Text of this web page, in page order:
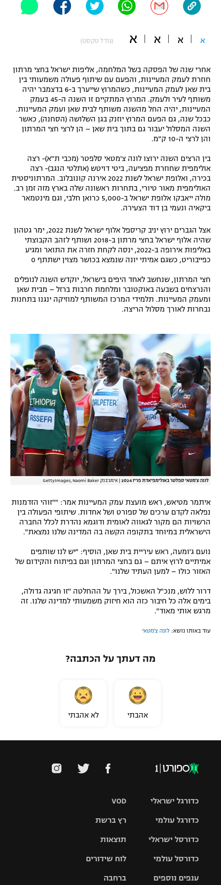
"מחצית בשכונה" – פודקאסט
תקנון משתתפים וזוכים בפרסים
תקנון עבור פעילות אלקטרה
תקנון עבור פעילות ספורט 1 – "מרלן"
טניס
גיימינג E-Sports
מדיניות פרטיות
תקנון פעילות ספורט 1
רשיון להקרנה פומבית לבית עסק
הצטרפות לחבילת הערוצים
לוח דרושים – ג'ובנט
תגיות
ספורט מוטורי
כדורמים
פוטבול אמריקאי NFL
בייסבול MLB
ספורט אתגרי ואקסטרים
אומנויות לחימה
גיימינג E-Sports
א א א א (גודל טקסט)
אחרי שנה של הפסקה בשל המלחמה, אליפות ישראל בחצי מרתון
חוזרת לעמק המעיינות, והפעם עם שיתוף פעולה משמעותי בין
בית שאן לעמק המעיינות, כשהמרוץ שייערך ב-6 בדצמבר יהיה
משותף לעיר ולעמק. המרוץ המתקיים זו השנה ה-45 בעמק
המעיינות, יהיה החל מהשנה משותף לבית שאן ועמק המעיינות.
כבכל שנה, גם הפעם המרוץ יוזנק בגן השלושה (הסחנה), כאשר
השנה המסלול יעבור גם בתוך בית שאן – הן לרצי חצי המרתון
והן לרצי ה-10 ק"מ.
בין הרצים השנה ירוצו לונה צ'מטאי סלפטר (מכבי ת"א)- רצה
אולימפית שחוזרת מפציעה, ביטי דויטש (אתלטי הנגב)- רצה
בכירה, ואלופת ישראל לשנת 2022 אירנה קונובלוב. המרתוניסטית
האולימפית מאור טיורי, בתחרות ראשונה שלה בארץ מזה זמן רב.
מולה ייאבקו אלופת ישראל ב-5,000 כרואן חלבי, וגם מינטמאר
ביקאיה ונעמי בן דוד הצעירה.
אצל הגברים ירוץ יניב קריספל אלוף ישראל לשנת 2022, ימר גטהון
שהיה אלוף ישראל בחצי מרתון ב-2018 ושותף לזהב הקבוצתי
באליפות אירופה ב-2022, ינסה לקחת חזרה את התואר ומגיע
כפייבוריט, כשגם אמיתי יונה שנמצא בכושר מצוין ישתתף 0
חצי המרתון, שנחשב לאחד היפים בישראל, יוקדש השנה לנופלים
והנרצחים בשבעה באוקטובר ומלחמת חרבות ברזל – מבית שאן
ומעמק המעיינות. תלמידי המרכז המשותף למוזיקה ינגנו בתחנות
נבחרות לאורך מסלול הריצה.
לונה צ'מטאי ספלטר באולימפיאדת פריז 2024 אימג'בנק GettyImages, Naomi Baker
איתמר מטיאש, ראש מועצת עמק המעיינות אמר: ""זוהי הזדמנות
נפלאה לקדם ערכים של ספורט ושל אחדות. שיתופי הפעולה בין
הרשויות הם מקור לגאווה לאומית ודוגמא נהדרת לכלל החברה
הישראלית במיוחד בתקופה הקשה בה המדינה שלנו נמצאת".
נועם ג'ומעה, ראש עיריית בית שאן, הוסיף: "יש לנו שותפים
אמיתיים לרוץ איתם – גם בחצי המרתון וגם בפיתוח והקידום של
האזור כולו – למען העתיד שלנו".
דרור ללוש, מנכ"ל האשכול, בירך על ההחלטה "זו חגיגה גדולה,
בימים אלה כל חיבור כזה הוא חיזוק משמעותי למדינה שלנו. זה
מרגש אותי מאוד".
עוד באותו נושא: לונה צ'מטאי
מה דעתך על הכתבה?
אהבתי לא אהבתי
VOD
רץ ברשת
תוצאות
לוח שידורים
ברחבה
כדורגל ישראלי
גביע הטוטו
כדורגל עולמי
האלופות
ליגה
כדורסל ישראלי
סל
כדורסל עולמי
ענפים נוספים